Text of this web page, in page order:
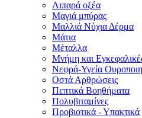
Λιπαρά οξέα
Μαγιά μπύρας
Μαλλιά Νύχια Δέρμα
Μάτια
Μέταλλα
Μνήμη και
Νεφρά-Υγεία
Οστά Αρθρώσεις
Πεπτικά Βοηθήματα
Πολυβιταμίνες
Προβιοτικά - Υπακτικά